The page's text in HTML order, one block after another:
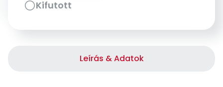
Kifutott
Leírás & Adatok